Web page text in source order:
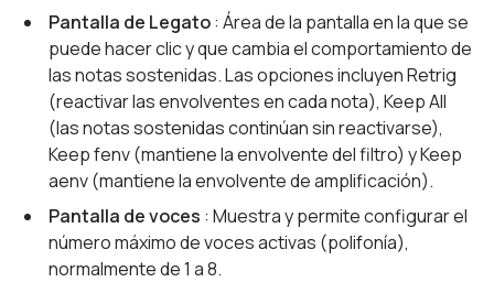
Pantalla de Legato: Área de la pantalla en la que se
puede hacer clic y que cambia el comportamiento de
las notas sostenidas. Las opciones incluyen Retrig
(reactivar las envolventes en cada nota), Keep All
(las notas sostenidas continúan sin reactivarse),
Keep fenv (mantiene la envolvente del filtro) y Keep
aenv (mantiene la envolvente de amplificación).
Pantalla de voces : Muestra y permite configurar el
número máximo de voces activas (polifonía),
normalmente de 1 a 8.